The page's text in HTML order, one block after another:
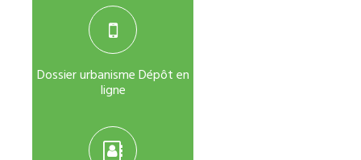
Dossier urbanisme Dépôt en
ligne